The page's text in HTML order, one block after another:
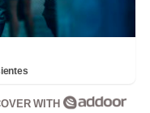
WITH